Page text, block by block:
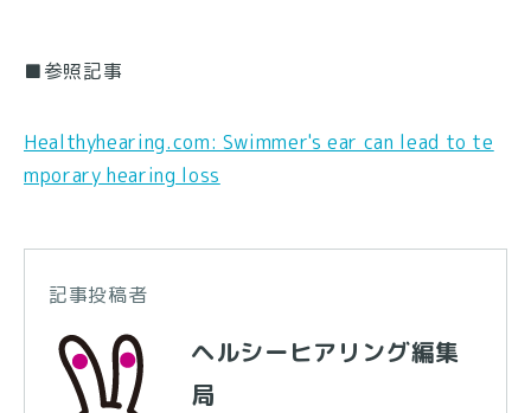
■参照記事
Healthyhearing.com: Swimmer's ear can lead to te
mporary hearing loss
記事投稿者
ヘルシーヒアリング編集
局